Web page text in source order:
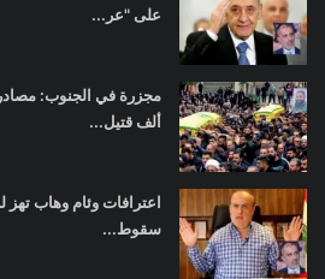
على "عر...
ألف قتيل...
اعترافات وئام وهاب تهز
سقوط...